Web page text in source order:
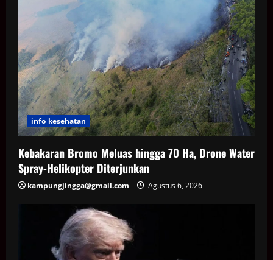
info kesehatan
Kebakaran Bromo Meluas hingga 70 Ha, Drone Water
Spray-Helikopter Diterjunkan
kampungjingga@gmail.com Agustus 6, 2026